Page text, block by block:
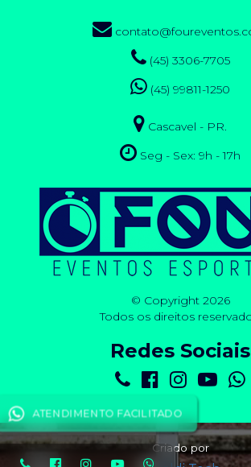
(45) 3306-7705
(45) 99811-1250
Cascavel - PR.
Seg - Sex: 9h - 17h
© Copyright 2026
Todos os direitos
Redes Sociais
Criado por
ATENDIMENTO FACILITADO